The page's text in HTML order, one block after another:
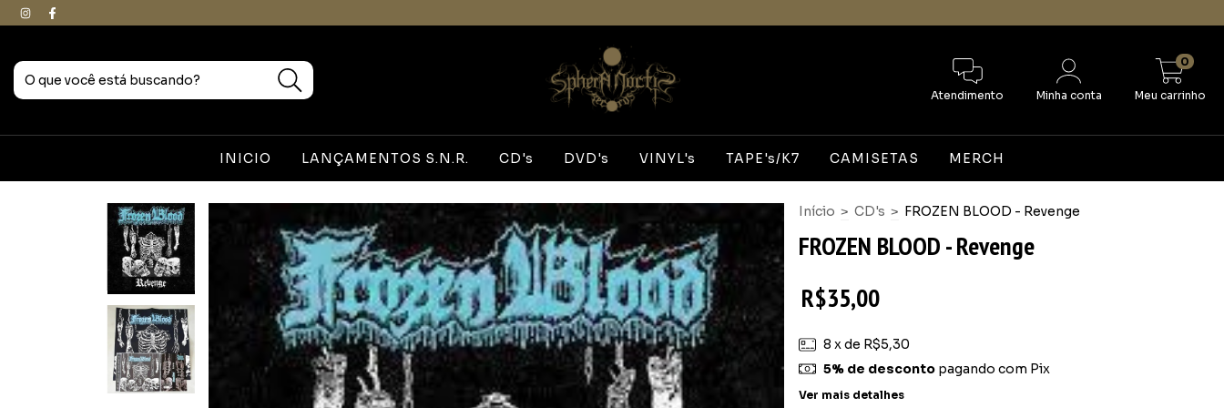
Atendimento Minha conta Meu carrinho
0
INICIO LANÇAMENTOS S.N.R. CD's DVD's VINYL's TAPE's/K7 CAMISETAS MERCH
Início > CD's > FROZEN BLOOD - Revenge
FROZEN BLOOD - Revenge
R$35,00
8 x de R$5,30
5% de descontopagando com Pix
Ver mais detalhes